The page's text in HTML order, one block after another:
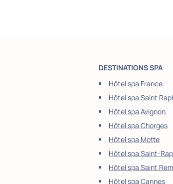
DESTINATIONS SPA
Hôtel spa France
Hôtel spa Saint
Hôtel spa Avignon
Hôtel spa Chorges
Hôtel spa Motte
Hôtel spa Saint-
Hôtel spa Saint
Hôtel spa Cannes